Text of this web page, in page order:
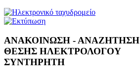
ΑΝΑΚΟΙΝΩΣΗ - ΑΝΑΖΗΤΗΣΗ
ΘΕΣΗΣ ΗΛΕΚΤΡΟΛΟΓΟΥ
ΣΥΝΤΗΡΗΤΗ